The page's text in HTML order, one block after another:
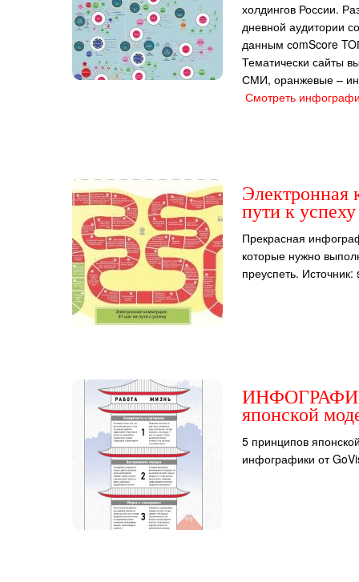
холдингов России.
дневной аудитории
данным сomScore
Тематически сайты
СМИ, оранжевые –
Смотреть
Электронная
пути к успеху
Прекрасная
которые нужно
преуспеть.
японской
5 принципов
инфографики от